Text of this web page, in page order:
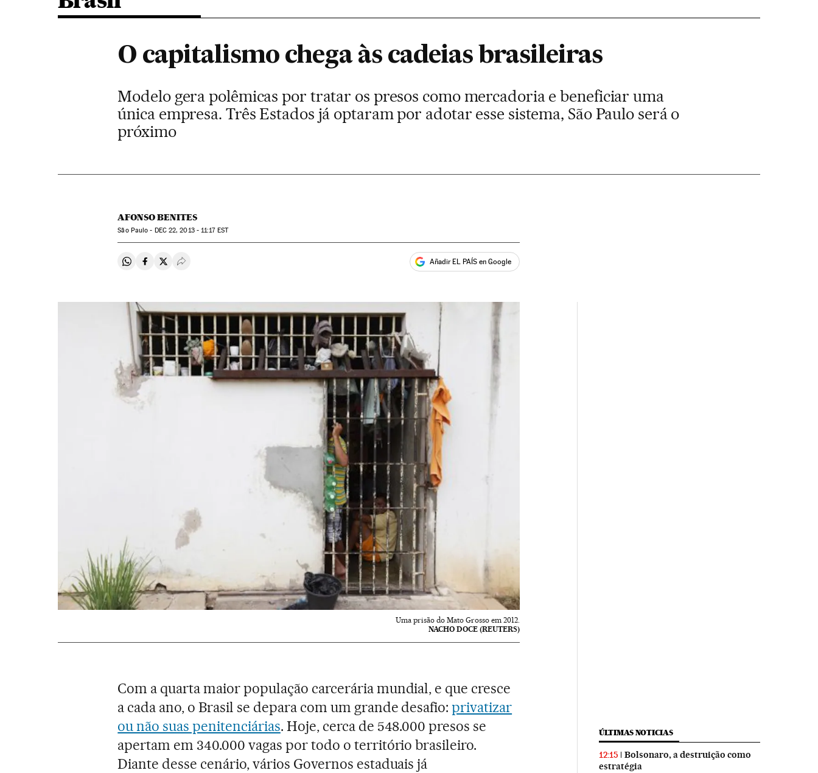
O capitalismo chega às cadeias brasileiras
Modelo gera polêmicas por tratar os presos como mercadoria e beneficiar uma
única empresa. Três Estados já optaram por adotar esse sistema, São Paulo será o
próximo
AFONSO BENITES
São Paulo - DEC22, 2013 - 11:17EST
Compartir en Whatsapp
Compartir en Facebook
Compartir en Twitter
Desplegar Redes Sociales Añadir EL PAÍS en Google
Uma prisão do Mato Grosso em 2012.
NACHO DOCE (REUTERS)
Com a quarta maior população carcerária mundial, e que cresce
a cada ano, o Brasil se depara com um grande desafio:privatizar
ou não suas penitenciárias. Hoje, cerca de 548.000 presos se
apertam em 340.000 vagas por todo o território brasileiro.
Diante desse cenário, vários Governos estaduais já
ÚLTIMAS NOTICIAS
12:15
Bolsonaro, a destruição como
estratégia